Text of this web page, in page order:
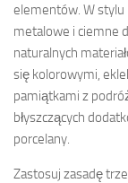
elementów. W stylu
metalowe i ciemne
naturalnych
się kolorowymi,
pamiątkami z
błyszczących
porcelany.
Zastosuj zasadę